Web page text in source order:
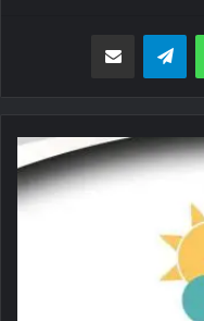
واتس اپ تلگرام